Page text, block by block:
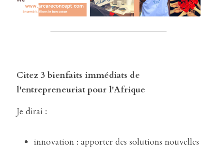
Citez 3 bienfaits immédiats de
l'entrepreneuriat pour l'Afrique
Je dirai :
innovation : apporter des solutions nouvelles